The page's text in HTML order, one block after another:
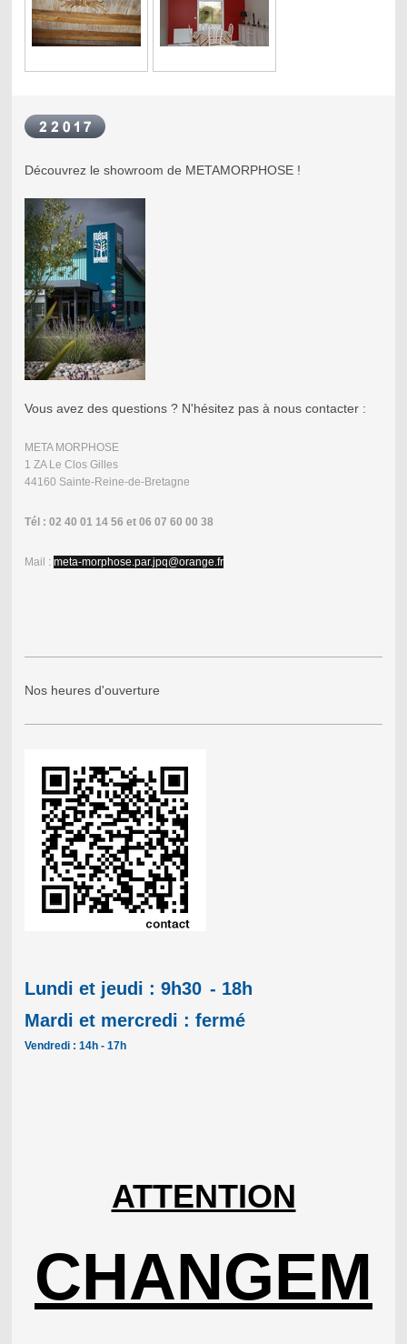
Découvrez le showroom de METAMORPHOSE !
Vous avez des questions ? N'hésitez pas à nous contacter :
META MORPHOSE
1 ZA Le Clos Gilles
44160 Sainte-Reine-de-Bretagne
Tél : 02 40 01 14 56 et 06 07 60 00 38
Mail : meta-morphose.par.jpq@orange.fr
Nos heures d'ouverture
Lundi et jeudi : 9h30 - 18h
Mardi et mercredi : fermé
Vendredi : 14h - 17h
ATTENTION
CHANGEM